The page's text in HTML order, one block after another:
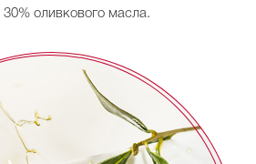
оливкового масла.